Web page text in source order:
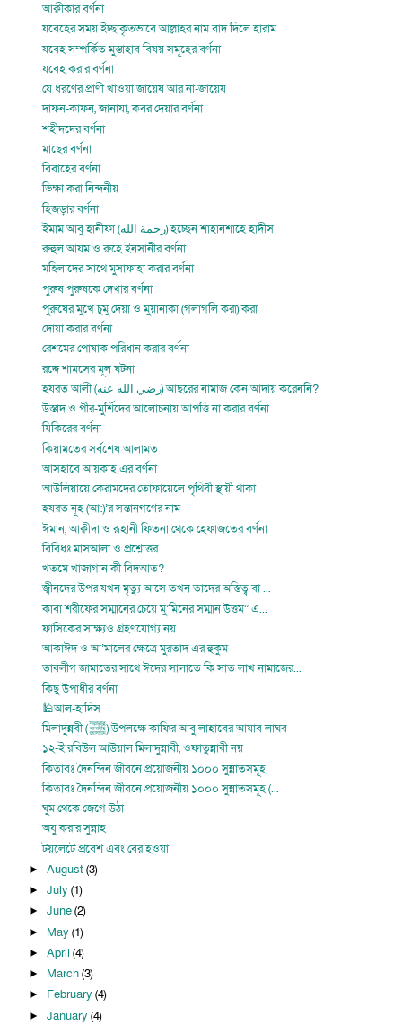
আক্বীকার বর্ণনা
যবেহের সময় ইচ্ছাকৃতভাবে আল্লাহর নাম বাদ দিলে হারাম
যবেহ সম্পর্কিত মুস্তাহাব বিষয় সমূহের বর্ণনা
যবেহ করার বর্ণনা
যে ধরণের প্রাণী খাওয়া জায়েয আর না-জায়েয
দাফন-কাফন, জানাযা, কবর দেয়ার বর্ণনা
শহীদদের বর্ণনা
মাছের বর্ণনা
বিবাহের বর্ণনা
ভিক্ষা করা নিন্দনীয়
হিজড়ার বর্ণনা
ইমাম আবু হানীফা (رحمة الله) হচ্ছেন শাহানশাহে হাদীস
রুহুল আযম ও রুহে ইনসানীর বর্ণনা
মহিলাদের সাথে মুসাফাহা করার বর্ণনা
পুরুষ পুরুষকে দেখার বর্ণনা
পুরুষের মুখে চুমু দেয়া ও মুয়ানাকা (গলাগলি করা) করা
দোয়া করার বর্ণনা
রেশমের পোষাক পরিধান করার বর্ণনা
রদ্দে শামসের মূল ঘটনা
হযরত আলী (رضي الله عنه) আছরের নামাজ কেন আদায় করেননি?
উস্তাদ ও পীর-মুর্শিদের আলোচনায় আপত্তি না করার বর্ণনা
যিকিরের বর্ণনা
কিয়ামতের সর্বশেষ আলামত
আসহাবে আয়কাহ এর বর্ণনা
আউলিয়ায়ে কেরামদের তোফায়েলে পৃথিবী স্থায়ী থাকা
হযরত নূহ (আ:)’র সন্তানগণের নাম
ঈমান, আক্বীদা ও রূহানী ফিতনা থেকে হেফাজতের বর্ণনা
বিবিধঃ মাসআলা ও প্রশ্নোত্তর
খতমে খাজাগান কী বিদআত?
জ্বীনদের উপর যখন মৃত্যু আসে তখন তাদের অস্তিত্ব বা ...
কাবা শরীফের সম্মানের চেয়ে মু’মিনের সম্মান উত্তম” এ...
ফাসিকের সাক্ষ্যও গ্রহণযোগ্য নয়
আকাঈদ ও আ’মালের ক্ষেত্রে মুরতাদ এর হুকুম
তাবলীগ জামাতের সাথে ঈদের সালাতে কি সাত লাখ নামাজের...
কিছু উপাধীর বর্ণনা
🕌আল-হাদিস
মিলাদুন্নবী (ﷺ) উপলক্ষে কাফির আবু লাহাবের আযাব লাঘব
১২-ই রবিউল আউয়াল মিলাদুন্নাবী, ওফাতুন্নাবী নয়
কিতাবঃ দৈনন্দিন জীবনে প্রয়োজনীয় ১০০০ সুন্নাতসমূহ
কিতাবঃ দৈনন্দিন জীবনে প্রয়োজনীয় ১০০০ সুন্নাতসমূহ (...
ঘুম থেকে জেগে উঠা
অযু করার সুন্নাহ
টয়লেটে প্রবেশ এবং বের হওয়া
► August(3)
► July (1)
► June(2)
► May (1)
► April (4)
► March(3)
► February (4)
► January (4)